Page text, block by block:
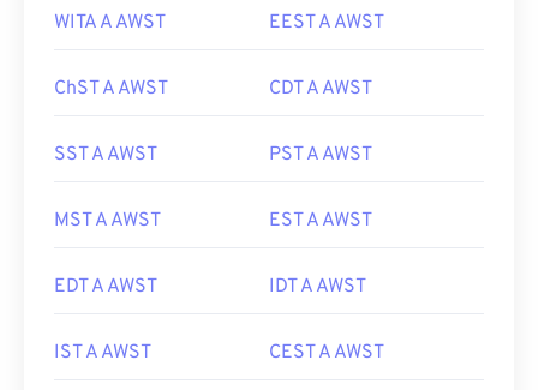
WITA A AWST EEST A AWST
ChST A AWST CDT A AWST
SST A AWST PST A AWST
MST A AWST EST A AWST
EDT A AWST IDT A AWST
IST A AWST CEST A AWST